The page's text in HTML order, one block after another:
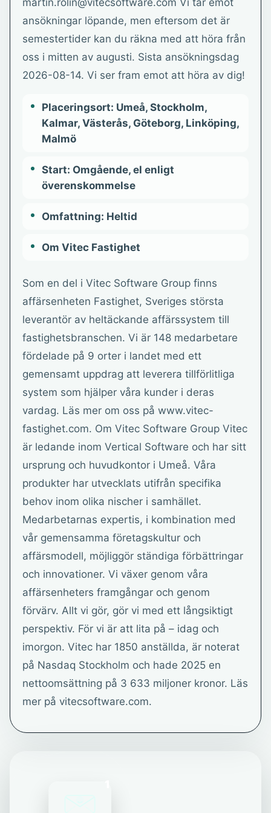
martin.rolin@vitecsoftware.com Vi tar emot
ansökningar löpande, men eftersom det är
semestertider kan du räkna med att höra från
oss i mitten av augusti. Sista ansökningsdag
2026-08-14. Vi ser fram emot att höra av dig!
Placeringsort: Umeå, Stockholm,
Kalmar, Västerås, Göteborg, Linköping,
Malmö
Start: Omgående, el enligt
överenskommelse
Omfattning: Heltid
Om Vitec Fastighet
Som en del i Vitec Software Group finns
affärsenheten Fastighet, Sveriges största
leverantör av heltäckande affärssystem till
fastighetsbranschen. Vi är 148 medarbetare
fördelade på 9 orter i landet med ett
gemensamt uppdrag att leverera tillförlitliga
system som hjälper våra kunder i deras
vardag. Läs mer om oss på www.vitec-
fastighet.com. Om Vitec Software Group Vitec
är ledande inom Vertical Software och har sitt
ursprung och huvudkontor i Umeå. Våra
produkter har utvecklats utifrån specifika
behov inom olika nischer i samhället.
Medarbetarnas expertis, i kombination med
vår gemensamma företagskultur och
affärsmodell, möjliggör ständiga förbättringar
och innovationer. Vi växer genom våra
affärsenheters framgångar och genom
förvärv. Allt vi gör, gör vi med ett långsiktigt
perspektiv. För vi är att lita på – idag och
imorgon. Vitec har 1850 anställda, är noterat
på Nasdaq Stockholm och hade 2025 en
nettoomsättning på 3 633 miljoner kronor. Läs
mer på vitecsoftware.com.